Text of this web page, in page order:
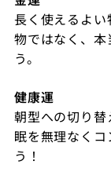
長く使えるよ
物ではなく、
う。
健康運
朝型への切り
眠を無理なく
う！